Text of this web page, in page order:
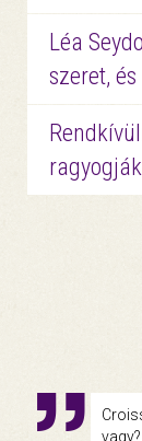
Léa
szeret,
vagy?